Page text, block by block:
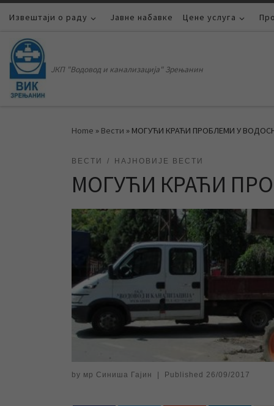
Skip to content
Извештаји о раду Јавне набавке Цене услуга
ЈКП "Водовод и канализација" Зрењанин
Home » Вести » МОГУЋИ КРАЋИ ПРОБЛЕМИ У
ВЕСТИ НАЈНОВИЈЕ ВЕСТИ
МОГУЋИ КРАЋИ
by мр Синиша Гајин Published 26/09/2017